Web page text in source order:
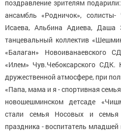
поздравление зрителям
ансамбль «Родничок»,
Исаева, Альбина Адиева, Даша
танцевальный коллектив
«Балаган» Новоиванаевского
«Илем» Чув.Чебоксарского
дружественной атмосфере, при
«Папа, мама и я - спортивная
новошешминском детсаде
стали семья Носовых и семья
праздника - воспитатель